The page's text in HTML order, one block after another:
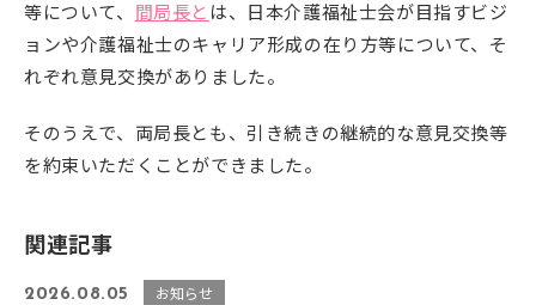
等について、 間局長と は、日本介護福祉士会が目指すビジ
ョンや介護福祉士のキャリア形成の在り方等について、そ
れぞれ意見交換がありました。
そのうえで、両局長とも、引き続きの継続的な意見交換等
を約束いただくことができました。
関連記事
2026.08.05 お知らせ